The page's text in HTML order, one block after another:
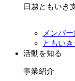
日越ともいき
メンバ
ともい
活動を知る
事業紹介